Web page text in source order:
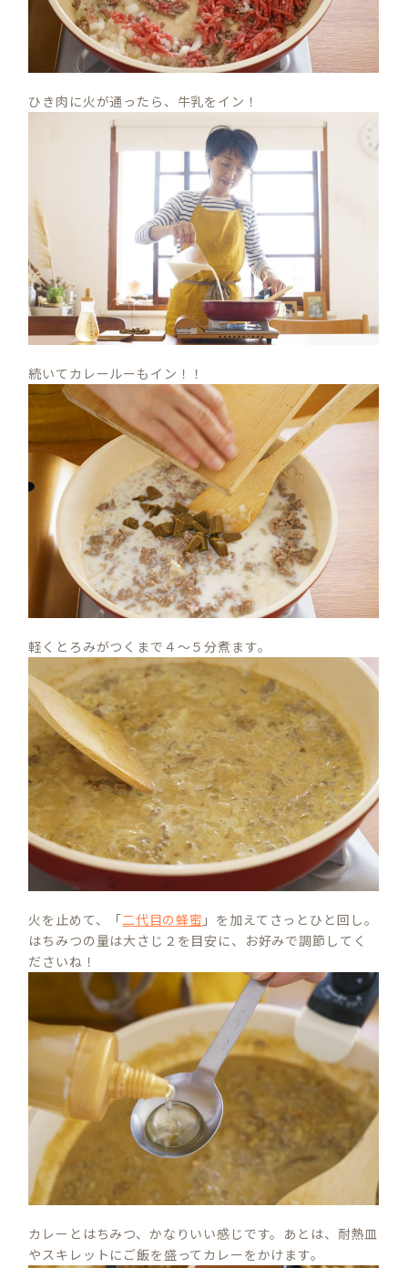
ひき肉に火が通ったら、牛乳をイン！
続いてカレールーもイン！！
軽くとろみがつくまで４～５分煮ます。
火を止めて、「二代目の蜂蜜 」を加えてさっとひと回し。
はちみつの量は大さじ２を目安に、お好みで調節してく
ださいね！
カレーとはちみつ、かなりいい感じです。あとは、耐熱皿
やスキレットにご飯を盛ってカレーをかけます。